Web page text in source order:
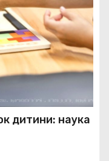
дитини: наука